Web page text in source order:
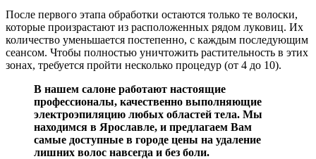
После первого этапа обработки остаются только те волоски,
которые произрастают из расположенных рядом луковиц. Их
количество уменьшается постепенно, с каждым последующим
сеансом. Чтобы полностью уничтожить растительность в этих
зонах, требуется пройти несколько процедур (от 4 до 10).
В нашем салоне работают настоящие
профессионалы, качественно выполняющие
электроэпиляцию любых областей тела. Мы
находимся в Ярославле, и предлагаем Вам
самые доступные в городе цены на удаление
лишних волос навсегда и без боли.